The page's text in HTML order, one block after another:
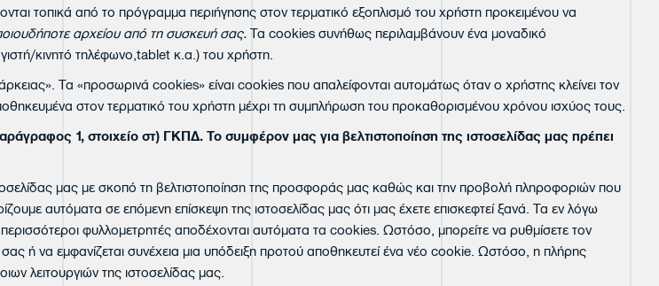
τοπικά από το πρόγραμμα περιήγησης στον τερματικό εξοπλισμό του χρήστη προκειμένου να
αρχείου από τη συσκευή σας. Τα cookies συνήθως περιλαμβάνουν ένα μοναδικό
κινητό τηλέφωνο,tablet κ.α.) του χρήστη.
Τα «προσωρινά cookies» είναι cookies που απαλείφονται αυτομάτως όταν ο χρήστης κλείνει τον
στον τερματικό του χρήστη μέχρι τη συμπλήρωση του προκαθορισμένου χρόνου ισχύος τους.
1, στοιχείο στ) ΓΚΠΔ. Το συμφέρον μας για βελτιστοποίηση της ιστοσελίδας μας πρέπει
μας με σκοπό τη βελτιστοποίηση της προσφοράς μας καθώς και την προβολή πληροφοριών που
αυτόματα σε επόμενη επίσκεψη της ιστοσελίδας μας ότι μας έχετε επισκεφτεί ξανά. Τα εν λόγω
φυλλομετρητές αποδέχονται αυτόματα τα cookies. Ωστόσο, μπορείτε να ρυθμίσετε τον
ή να εμφανίζεται συνέχεια μια υπόδειξη προτού αποθηκευτεί ένα νέο cookie. Ωστόσο, η πλήρης
λειτουργιών της ιστοσελίδας μας.